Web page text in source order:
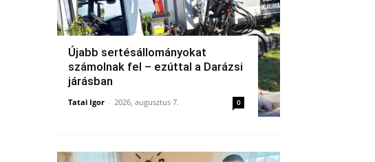
Újabb sertésállományokat
számolnak fel – ezúttal a Darázsi
járásban
Tatai Igor - 2026, augusztus 7. 0